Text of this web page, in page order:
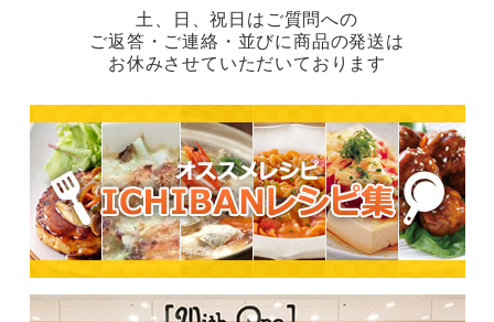
土、日、祝日はご質問への
ご返答・ご連絡・並びに商品の発送は
お休みさせていただいております